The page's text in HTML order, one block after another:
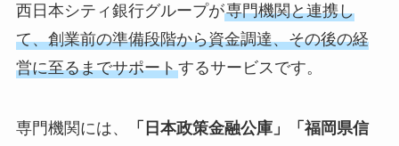
西日本シティ銀行グループが専門機関と連携し
て、創業前の準備段階から資金調達、その後の経
営に至るまでサポートするサービスです。
専門機関には、
「日本政策金融公庫」「福岡県信